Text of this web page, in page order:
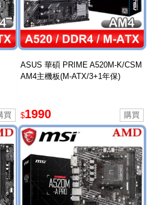
ASUS 華碩 PRIME A520M-K/CSM
AM4主機板(M-ATX/3+1年保)
$1990